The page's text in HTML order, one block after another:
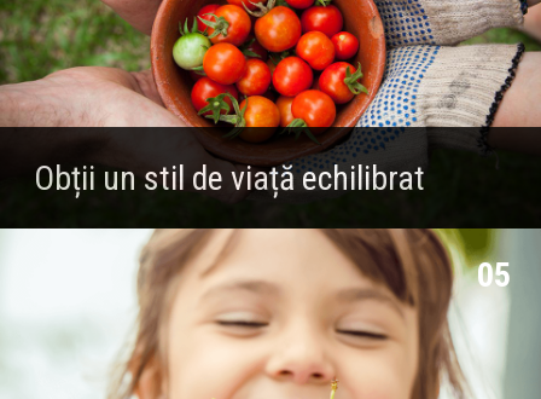
Obții un stil de viață echilibrat
05